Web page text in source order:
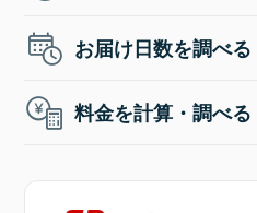
お届け日数を調べる
料金を計算・調べる